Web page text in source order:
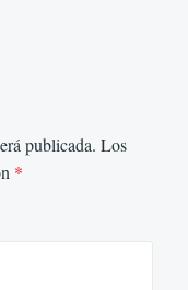
publicada. Los
*